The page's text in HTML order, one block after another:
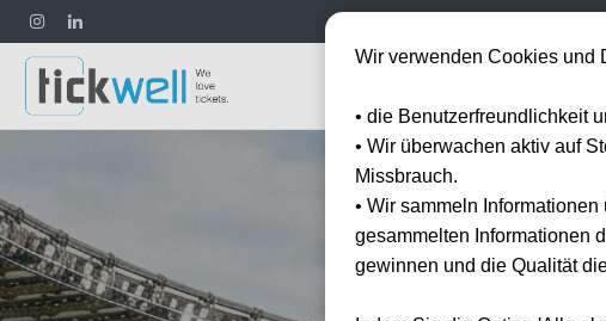
Wir verwenden Cookies und
• die Benutzerfreundlichkeit
• Wir überwachen aktiv auf
Missbrauch.
• Wir sammeln
gesammelten Informationen
gewinnen und die Qualität